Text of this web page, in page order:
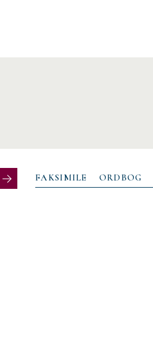
FAKSIMILE ORDBOG